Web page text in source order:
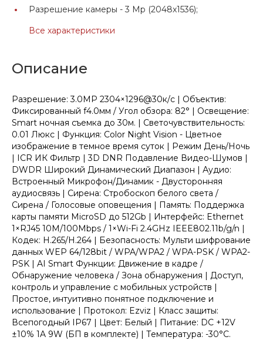
Разрешение камеры - 3 Mp (2048x1536);
Все характеристики
Описание
Разрешение: 3.0MP 2304×1296@30к/с | Объектив:
Фиксированный f4.0мм / Угол обзора: 82° | Освещение:
Smart ночная съемка до 30м. | Светочувствительность:
0.01 Люкс | Функция: Color Night Vision - Цветное
изображение в темное время суток | Режим День/Ночь
| ICR ИК Фильтр | 3D DNR Подавление Видео-Шумов |
DWDR Широкий Динамический Диапазон | Аудио:
Встроенный Микрофон/Динамик - Двусторонняя
аудиосвязь | Сирена: Стробоскоп белого света /
Сирена / Голосовые оповещения | Память: Поддержка
карты памяти MicroSD до 512Gb | Интерфейс: Ethernet
1×RJ45 10M/100Mbps / 1×Wi-Fi 2.4GHz IEEE802.11b/g/n |
Кодек: H.265/H.264 | Безопасность: Мульти шифрование
данных WEP 64/128bit / WPA/WPA2 / WPA-PSK / WPA2-
PSK | AI Smart Функции: Движение в кадре /
Обнаружение человека / Зона обнаружения | Доступ,
контроль и управление с мобильных устройств |
Простое, интуитивно понятное подключение и
использование | Протокол: Ezviz | Класс защиты:
Всепогодный IP67 | Цвет: Белый | Питание: DC +12V
±10% 1A 9W (БП в комплекте) | Температура: -30°C.